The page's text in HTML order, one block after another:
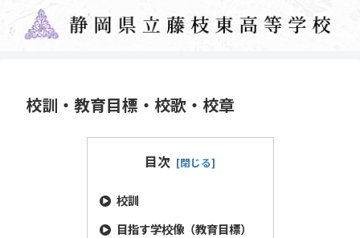
校訓・教育目標・校歌・校章
目次
校訓
目指す学校像（教育目標）